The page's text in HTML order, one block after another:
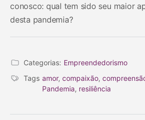
conosco: qual tem sido seu maior
desta pandemia?
Categorias: Empreendedorismo
Tags amor, compaixão,
Pandemia, resiliência